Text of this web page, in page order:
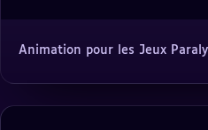
Animation pour les Jeux